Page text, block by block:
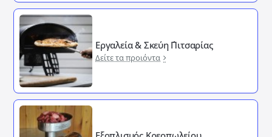
Εργαλεία & Σκεύη ΄Πιτσαρίας
Δείτε τα προιόντα